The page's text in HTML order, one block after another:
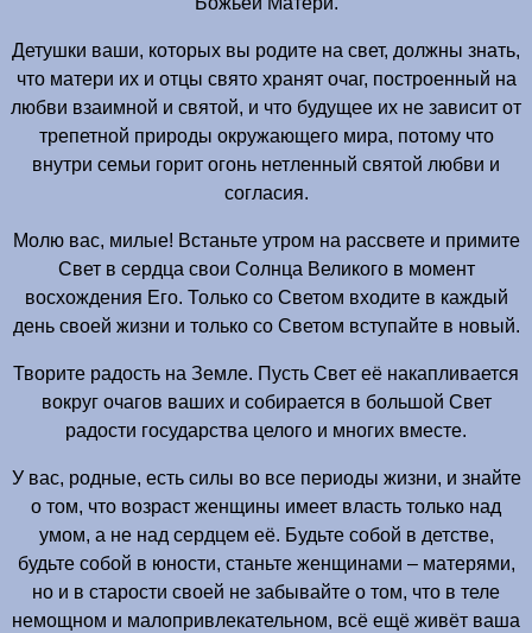
Детушки ваши, которых вы родите на свет, должны знать,
что матери их и отцы свято хранят очаг, построенный на
любви взаимной и святой, и что будущее их не зависит от
трепетной природы окружающего мира, потому что
внутри семьи горит огонь нетленный святой любви и
согласия.
Молю вас, милые! Встаньте утром на рассвете и примите
Свет в сердца свои Солнца Великого в момент
восхождения Его. Только со Светом входите в каждый
день своей жизни и только со Светом вступайте в новый.
Творите радость на Земле. Пусть Свет её накапливается
вокруг очагов ваших и собирается в большой Свет
радости государства целого и многих вместе.
У вас, родные, есть силы во все периоды жизни, и знайте
о том, что возраст женщины имеет власть только над
умом, а не над сердцем её. Будьте собой в детстве,
будьте собой в юности, станьте женщинами – матерями,
но и в старости своей не забывайте о том, что в теле
немощном и малопривлекательном, всё ещё живёт ваша